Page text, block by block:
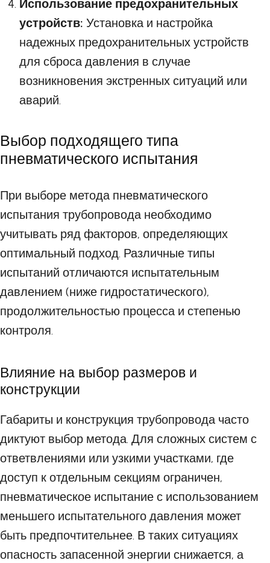
Использование предохранительных
устройств: Установка и настройка
надежных предохранительных устройств
для сброса давления в случае
возникновения экстренных ситуаций или
аварий.
Выбор подходящего типа
пневматического испытания
При выборе метода пневматического
испытания трубопровода необходимо
учитывать ряд факторов, определяющих
оптимальный подход. Различные типы
испытаний отличаются испытательным
давлением (ниже гидростатического),
продолжительностью процесса и степенью
контроля.
Влияние на выбор размеров и
конструкции
Габариты и конструкция трубопровода часто
диктуют выбор метода. Для сложных систем с
ответвлениями или узкими участками, где
доступ к отдельным секциям ограничен,
пневматическое испытание с использованием
меньшего испытательного давления может
быть предпочтительнее. В таких ситуациях
опасность запасенной энергии снижается, а